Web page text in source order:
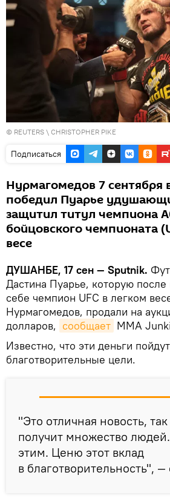
© REUTERS \ CHRISTOPHER PIKE
Подписаться
Нурмагомедов 7 сентября
победил Пуарье
защитил титул чемпиона
бойцовского чемпионата
весе
ДУШАНБЕ, 17 сен — Sputnik.
Дастина Пуарье, которую
себе чемпион UFC в легком
Нурмагомедов, продали на
долларов, сообщает MMA
Известно, что эти деньги
благотворительные цели.
"Это отличная новость,
получит множество
этим. Ценю этот вклад
в благотворительность",